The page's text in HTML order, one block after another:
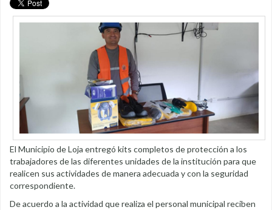
El Municipio de Loja entregó kits completos de protección a los
trabajadores de las diferentes unidades de la institución para que
realicen sus actividades de manera adecuada y con la seguridad
correspondiente.
De acuerdo a la actividad que realiza el personal municipal reciben